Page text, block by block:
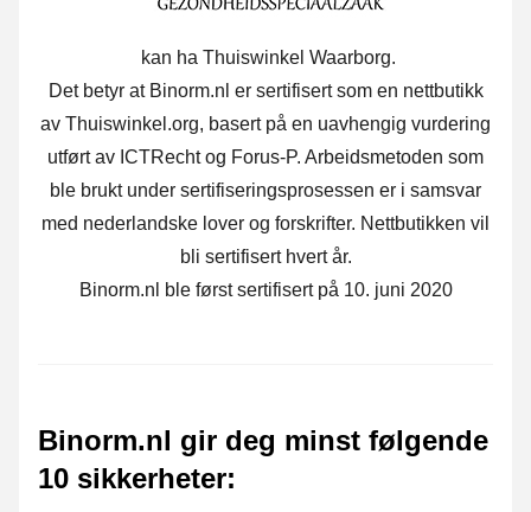
kan ha Thuiswinkel Waarborg.
Det betyr at Binorm.nl er sertifisert som en nettbutikk
av Thuiswinkel.org, basert på en uavhengig vurdering
utført av ICTRecht og Forus-P. Arbeidsmetoden som
ble brukt under sertifiseringsprosessen er i samsvar
med nederlandske lover og forskrifter. Nettbutikken vil
bli sertifisert hvert år.
Binorm.nl ble først sertifisert på 10. juni 2020
Binorm.nl gir deg minst følgende
10 sikkerheter: